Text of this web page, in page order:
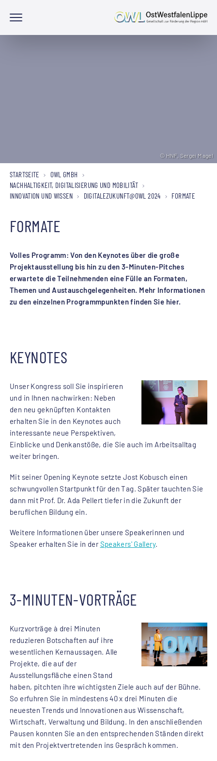
© HNF, Sergei Magel
© HNF, Sergei Magel
© HNF, Sergei Magel
STARTSEITE
OWL GMBH
NACHHALTIGKEIT, DIGITALISIERUNG UND MOBILITÄT
INNOVATION UND WISSEN
DIGITALEZUKUNFT@OWL 2024 FORMATE
FORMATE
Volles Programm: Von den Keynotes über die große
Projektausstellung bis hin zu den 3-Minuten-Pitches
erwartete die Teilnehmenden eine Fülle an Formaten,
Themen und Austauschgelegenheiten. Mehr Informationen
zu den einzelnen Programmpunkten finden Sie hier.
KEYNOTES
Unser Kongress soll Sie inspirieren
und in Ihnen nachwirken: Neben
den neu geknüpften Kontakten
erhalten Sie in den Keynotes auch
interessante neue Perspektiven,
Einblicke und Denkanstöße, die Sie auch im Arbeitsalltag
weiter bringen.
Mit seiner Opening Keynote setzte Jost Kobusch einen
schwungvollen Startpunkt für den Tag. Später tauchten Sie
dann mit Prof. Dr. Ada Pellert tiefer in die Zukunft der
beruflichen Bildung ein.
Weitere Informationen über unsere Speakerinnen und
Speaker erhalten Sie in derSpeakers' Gallery.
3-MINUTEN-VORTRÄGE
Kurzvorträge à drei Minuten
reduzieren Botschaften auf ihre
wesentlichen Kernaussagen. Alle
Projekte, die auf der
Ausstellungsfläche einen Stand
haben, pitchten ihre wichtigsten Ziele auch auf der Bühne.
So erfuhren Sie in mindestens 40 x drei Minuten die
neuesten Trends und Innovationen aus Wissenschaft,
Wirtschaft, Verwaltung und Bildung. In den anschließenden
Pausen konnten Sie an den entsprechenden Ständen direkt
mit den Projektvertretenden ins Gespräch kommen.